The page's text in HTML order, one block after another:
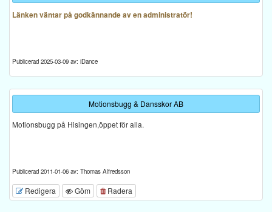
Länken väntar på godkännande av en administratör!
Publicerad 2025-03-09 av: iDance
Motionsbugg & Dansskor AB
Motionsbugg på Hisingen,öppet för alla.
Publicerad 2011-01-06 av: Thomas Alfredsson
Redigera Göm Radera